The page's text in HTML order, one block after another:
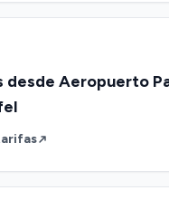
desde Aeropuerto